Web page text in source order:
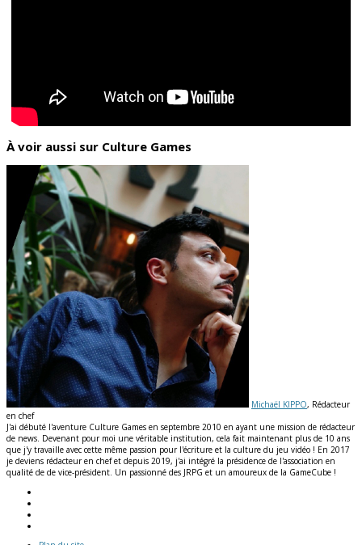
À voir aussi sur Culture Games
Michaël KIPPO, Rédacteur
en chef
J'ai débuté l'aventure Culture Games en septembre 2010 en ayant une mission de rédacteur
de news. Devenant pour moi une véritable institution, cela fait maintenant plus de 10 ans
que j'y travaille avec cette même passion pour l'écriture et la culture du jeu vidéo ! En 2017
je deviens rédacteur en chef et depuis 2019, j'ai intégré la présidence de l'association en
qualité de de vice-président. Un passionné des JRPG et un amoureux de la GameCube !